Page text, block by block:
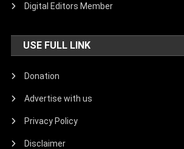
Digital Editors Member
USE FULL LINK
Donation
Advertise with us
Privacy Policy
Disclaimer